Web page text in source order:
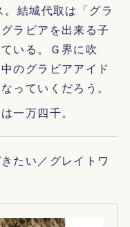
結城代取は「グラ
ラビアを出来る子
いる。Ｇ界に吹
のグラビアアイド
っていくだろう。
一万四千。
たい／グレイトワ